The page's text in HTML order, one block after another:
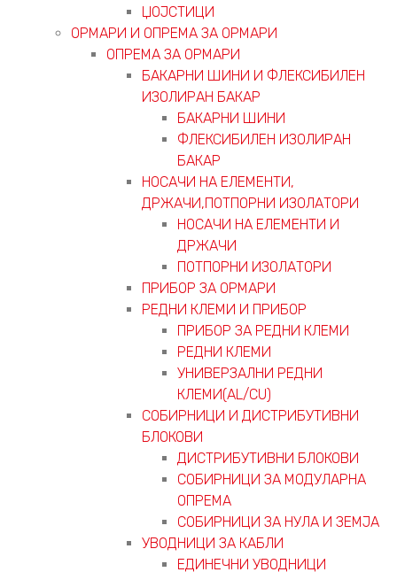
ЏОЈСТИЦИ
ОРМАРИ И ОПРЕМА ЗА ОРМАРИ
ОПРЕМА ЗА ОРМАРИ
БАКАРНИ ШИНИ И ФЛЕКСИБИЛЕН
ИЗОЛИРАН БАКАР
БАКАРНИ ШИНИ
ФЛЕКСИБИЛЕН ИЗОЛИРАН
БАКАР
НОСАЧИ НА ЕЛЕМЕНТИ,
ДРЖАЧИ,ПОТПОРНИ ИЗОЛАТОРИ
НОСАЧИ НА ЕЛЕМЕНТИ И
ДРЖАЧИ
ПОТПОРНИ ИЗОЛАТОРИ
ПРИБОР ЗА ОРМАРИ
РЕДНИ КЛЕМИ И ПРИБОР
ПРИБОР ЗА РЕДНИ КЛЕМИ
РЕДНИ КЛЕМИ
УНИВЕРЗАЛНИ РЕДНИ
КЛЕМИ(AL/CU)
СОБИРНИЦИ И ДИСТРИБУТИВНИ
БЛОКОВИ
ДИСТРИБУТИВНИ БЛОКОВИ
СОБИРНИЦИ ЗА МОДУЛАРНА
ОПРЕМА
СОБИРНИЦИ ЗА НУЛА И ЗЕМЈА
УВОДНИЦИ ЗА КАБЛИ
ЕДИНЕЧНИ УВОДНИЦИ